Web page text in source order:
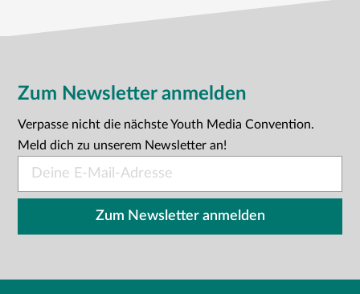
Zum Newsletter anmelden
Verpasse nicht die nächste Youth Media Convention.
Meld dich zu unserem Newsletter an!
Mail*
Zum Newsletter anmelden